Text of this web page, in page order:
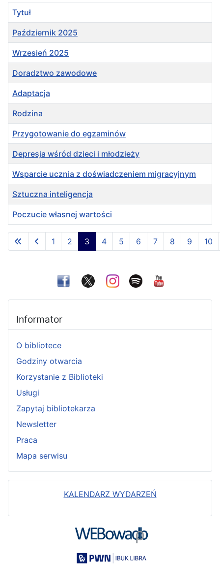
Informator
O bibliotece
Godziny otwarcia
Korzystanie z Biblioteki
Usługi
Zapytaj bibliotekarza
Newsletter
Praca
Mapa serwisu
KALENDARZ WYDARZEŃ
Spis artykułów
Tytuł
Październik 2025
Wrzesień 2025
Doradztwo zawodowe
Adaptacja
Rodzina
Przygotowanie do egzaminów
Depresja wśród dzieci i młodzieży
Wsparcie ucznia z doświadczeniem migracyjnym
Sztuczna inteligencja
Poczucie własnej wartości
Strona 3 z 36
1 2 3 4 5 6 7 8 9 10